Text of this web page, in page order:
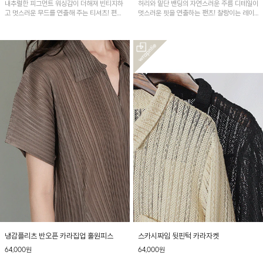
내추럴한 피그먼트 워싱감이 더해져 빈티지하
고 멋스러운 무드를 연출해 주는 티셔츠! 편안
허리와 밑단 밴딩의 자연스러운 주름 디테일이
멋스러운 핏을 연출하는 팬츠! 찰랑이는 레이
기기 좋은 아이템입니다~
냉감플리츠 반오픈 카라집업 훌원피스
64,000원
스카시짜임 뒷핀턱 카라자켓
64,000원